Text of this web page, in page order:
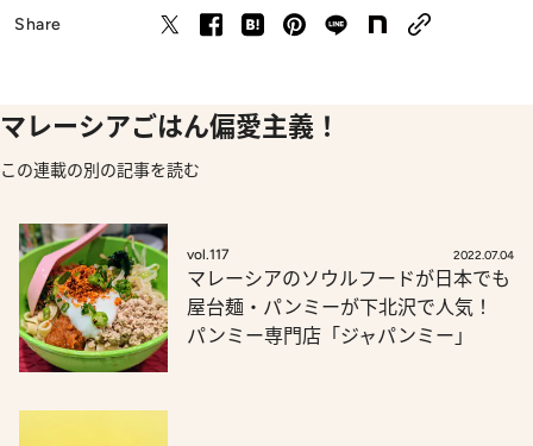
Share
マレーシアごはん偏愛主義！
この連載の別の記事を読む
vol.117 2022.07.04
マレーシアのソウルフードが日本でも
屋台麺・パンミーが下北沢で人気！
パンミー専門店「ジャパンミー」